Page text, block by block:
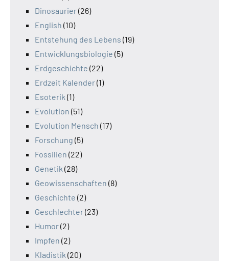
Dinosaurier(26)
English (10)
Entstehung des Lebens (19)
Entwicklungsbiologie (5)
Erdgeschichte (22)
Erdzeit Kalender(1)
Esoterik (1)
Evolution (51)
Evolution Mensch (17)
Forschung (5)
Fossilien (22)
Genetik (28)
Geowissenschaften (8)
Geschichte (2)
Geschlechter(23)
Humor(2)
Impfen (2)
Kladistik (20)